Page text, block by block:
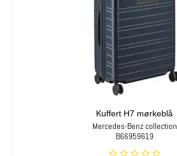
Kuffert H7 mørkeblå
Mercedes-Benz collection
B66959619